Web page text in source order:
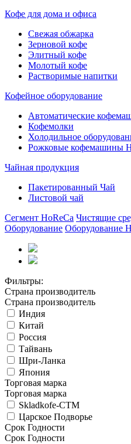
Кофе для дома и офиса
Свежая обжарка
Зерновой кофе
Элитный кофе
Молотый кофе
Растворимые напитки
Кофейное оборудование
Автоматические
Кофемолки
Холодильное
Рожковые кофемашины
Чайная продукция
Пакетированный Чай
Листовой чай
Сегмент HoReCa Чистящие
Оборудование Оборудование
Фильтры:
Страна производитель
Страна производитель
Индия
Китай
Россия
Тайвань
Шри-Ланка
Япония
Торговая марка
Торговая марка
Skladkofe-CTM
Царское Подворье
Срок Годности
Срок Годности